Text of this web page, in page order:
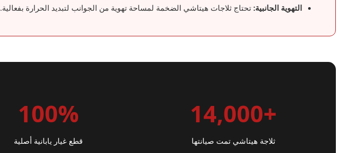
التهوية الجانبية: تحتاج ثلاجات هيتاشي الضخمة لمساحة تهوية من الجوانب لتبديد الحرارة بفعالية.
+14,000
ثلاجة هيتاشي تمت صيانتها
100%
قطع غيار يابانية أصلية